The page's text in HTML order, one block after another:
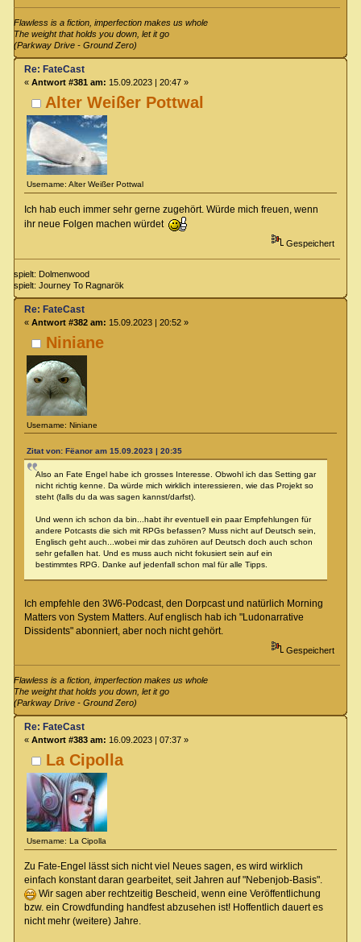
Flawless is a fiction, imperfection makes us whole
The weight that holds you down, let it go
(Parkway Drive - Ground Zero)
Alter Weißer Pottwal
Username: Alter Weißer Pottwal
Re: FateCast
« Antwort #381 am: 15.09.2023 | 20:47 »
Ich hab euch immer sehr gerne zugehört. Würde mich freuen, wenn
ihr neue Folgen machen würdet
Gespeichert
spielt: Dolmenwood
spielt: Journey To Ragnarök
Niniane
Username: Niniane
Re: FateCast
« Antwort #382 am: 15.09.2023 | 20:52 »
Zitat von: Fëanor am 15.09.2023 | 20:35
Also an Fate Engel habe ich grosses Interesse. Obwohl ich das Setting gar
nicht richtig kenne. Da würde mich wirklich interessieren, wie das Projekt so
steht (falls du da was sagen kannst/darfst).
Und wenn ich schon da bin...habt ihr eventuell ein paar Empfehlungen für
andere Potcasts die sich mit RPGs befassen? Muss nicht auf Deutsch sein,
Englisch geht auch...wobei mir das zuhören auf Deutsch doch auch schon
sehr gefallen hat. Und es muss auch nicht fokusiert sein auf ein
bestimmtes RPG. Danke auf jedenfall schon mal für alle Tipps.
Ich empfehle den 3W6-Podcast, den Dorpcast und natürlich Morning
Matters von System Matters. Auf englisch hab ich "Ludonarrative
Dissidents" abonniert, aber noch nicht gehört.
Gespeichert
Flawless is a fiction, imperfection makes us whole
The weight that holds you down, let it go
(Parkway Drive - Ground Zero)
La Cipolla
Username: La Cipolla
Re: FateCast
« Antwort #383 am: 16.09.2023 | 07:37 »
Zu Fate-Engel lässt sich nicht viel Neues sagen, es wird wirklich
einfach konstant daran gearbeitet, seit Jahren auf "Nebenjob-Basis".
Wir sagen aber rechtzeitig Bescheid, wenn eine Veröffentlichung
bzw. ein Crowdfunding handfest abzusehen ist! Hoffentlich dauert es
nicht mehr (weitere) Jahre.